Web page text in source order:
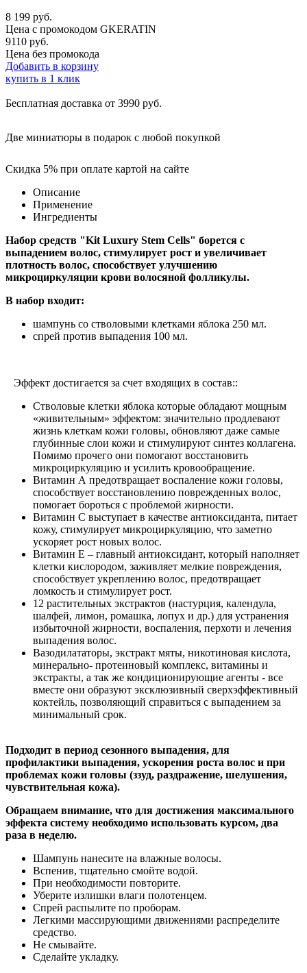
8 199 руб.
Цена с промокодом GKERATIN
9110 руб.
Цена без промокода
Добавить в корзину
купить в 1 клик
Бесплатная доставка от 3990 руб.
Две миниатюры в подарок с любой покупкой
Скидка 5% при оплате картой на сайте
Описание
Применение
Ингредиенты
Набор средств "Kit Luxury Stem Cells" борется с
выпадением волос, стимулирует рост и увеличивает
плотность волос, способствует улучшению
микроциркуляции крови волосяной фолликулы.
В набор входит:
шампунь со стволовыми клетками яблока 250 мл.
спрей против выпадения 100 мл.
Эффект достигается за счет входящих в состав::
Стволовые клетки яблока которые обладают мощным
«живительным» эффектом: значительно продлевают
жизнь клеткам кожи головы, обновляют даже самые
глубинные слои кожи и стимулируют синтез коллагена.
Помимо прочего они помогают восстановить
микроциркуляцию и усилить кровообращение.
Витамин А предотвращает воспаление кожи головы,
способствует восстановлению поврежденных волос,
помогает бороться с проблемой жирности.
Витамин С выступает в качестве антиоксиданта, питает
кожу, стимулирует микроциркуляцию, что заметно
ускоряет рост новых волос.
Витамин Е – главный антиоксидант, который наполняет
клетки кислородом, заживляет мелкие повреждения,
способствует укреплению волос, предотвращает
ломкость и стимулирует рост.
12 растительных экстрактов (настурция, календула,
шалфей, лимон, ромашка, лопух и др.) для устранения
избыточной жирности, воспаления, перхоти и лечения
выпадения волос.
Вазодилататоры, экстракт мяты, никотиновая кислота,
минерально- протеиновый комплекс, витамины и
экстракты, а так же кондиционирующие агенты - все
вместе они образуют эксклюзивный сверхэффективный
коктейль, позволяющий справиться с выпадением за
минимальный срок.
Подходит в период сезонного выпадения, для
профилактики выпадения, ускорения роста волос и при
проблемах кожи головы (ззуд, раздражение, шелушения,
чувствительная кожа).
Обращаем внимание, что для достижения максимального
эффекта систему необходимо использовать курсом, два
раза в неделю.
Шампунь нанесите на влажные волосы.
Вспенив, тщательно смойте водой.
При необходимости повторите.
Уберите излишки влаги полотенцем.
Спрей распылите по проборам.
Легкими массирующими движениями распределите
средство.
Не смывайте.
Сделайте укладку.